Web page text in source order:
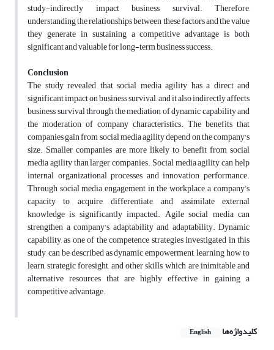
study-indirectly impact business survival. Therefore,
understanding the relationships between these factors and the value
they generate in sustaining a competitive advantage is both
significant and valuable for long-term business success.
Conclusion
The study revealed that social media agility has a direct and
significant impact on business survival, and it also indirectly affects
business survival through the mediation of dynamic capability and
the moderation of company characteristics. The benefits that
companies gain from social media agility depend on the company's
size. Smaller companies are more likely to benefit from social
media agility than larger companies. Social media agility can help
internal organizational processes and innovation performance.
Through social media engagement in the workplace, a company’s
capacity to acquire, differentiate, and assimilate external
knowledge is significantly impacted. Agile social media can
strengthen a company's adaptability and adaptability. Dynamic
capability, as one of the competence strategies investigated in this
study, can be described as dynamic empowerment, learning how to
learn, strategic foresight, and other skills, which are inimitable and
alternative resources that are highly effective in gaining a
competitive advantage.
کلیدواژه‌ها English